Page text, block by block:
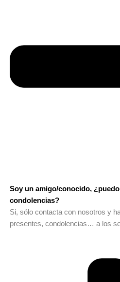
Soy un amigo/conocido,
condolencias?
Si, sólo contacta con nosotros y
presentes, condolencias… a los